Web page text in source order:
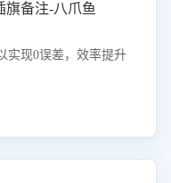
旗备注-八爪鱼
实现0误差，效率提升